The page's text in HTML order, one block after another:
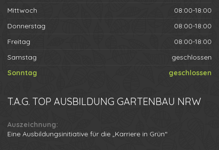
Mittwoch
08:00-18:00
Donnerstag
08:00-18:00
Freitag
08:00-18:00
Samstag
geschlossen
Sonntag
geschlossen
T.A.G. TOP AUSBILDUNG GARTENBAU NRW
Auszeichnung:
Eine Ausbildungsinitiative für die „Karriere in Grün“